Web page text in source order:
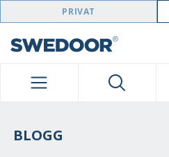
SWEDOOR NAVIGATION
PRIVAT
BLOGG